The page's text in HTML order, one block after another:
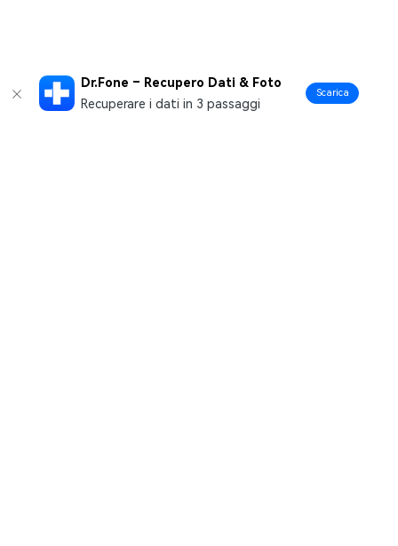
Dr.Fone – Recupero Dati & Foto
Recuperare i dati in 3 passaggi
Scarica